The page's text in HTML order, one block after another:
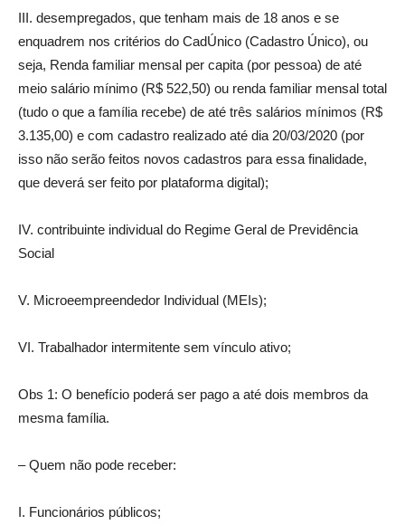
III. desempregados, que tenham mais de 18 anos e se
enquadrem nos critérios do CadÚnico (Cadastro Único), ou
seja, Renda familiar mensal per capita (por pessoa) de até
meio salário mínimo (R$ 522,50) ou renda familiar mensal total
(tudo o que a família recebe) de até três salários mínimos (R$
3.135,00) e com cadastro realizado até dia 20/03/2020 (por
isso não serão feitos novos cadastros para essa finalidade,
que deverá ser feito por plataforma digital);
IV. contribuinte individual do Regime Geral de Previdência
Social
V. Microeempreendedor Individual (MEIs);
VI. Trabalhador intermitente sem vínculo ativo;
Obs 1: O benefício poderá ser pago a até dois membros da
mesma família.
– Quem não pode receber:
I. Funcionários públicos;